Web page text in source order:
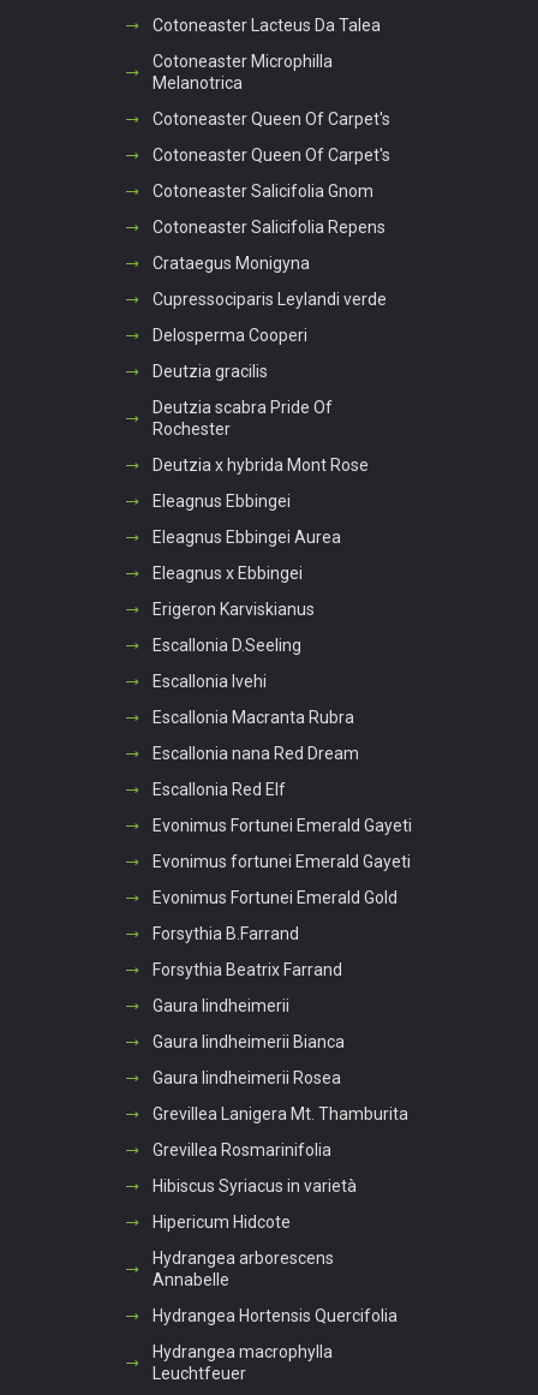
Cotoneaster Lacteus Da Talea
Cotoneaster Microphilla
Melanotrica
Cotoneaster Queen Of Carpet's
Cotoneaster Queen Of Carpet's
Cotoneaster Salicifolia Gnom
Cotoneaster Salicifolia Repens
Crataegus Monigyna
Cupressociparis Leylandi verde
Delosperma Cooperi
Deutzia gracilis
Deutzia scabra Pride Of
Rochester
Deutzia x hybrida Mont Rose
Eleagnus Ebbingei
Eleagnus Ebbingei Aurea
Eleagnus x Ebbingei
Erigeron Karviskianus
Escallonia D.Seeling
Escallonia Ivehi
Escallonia Macranta Rubra
Escallonia nana Red Dream
Escallonia Red Elf
Evonimus Fortunei Emerald Gayeti
Evonimus fortunei Emerald Gayeti
Evonimus Fortunei Emerald Gold
Forsythia B.Farrand
Forsythia Beatrix Farrand
Gaura lindheimerii
Gaura lindheimerii Bianca
Gaura lindheimerii Rosea
Grevillea Lanigera Mt. Thamburita
Grevillea Rosmarinifolia
Hibiscus Syriacus in varietà
Hipericum Hidcote
Hydrangea arborescens
Annabelle
Hydrangea Hortensis Quercifolia
Hydrangea macrophylla
Leuchtfeuer